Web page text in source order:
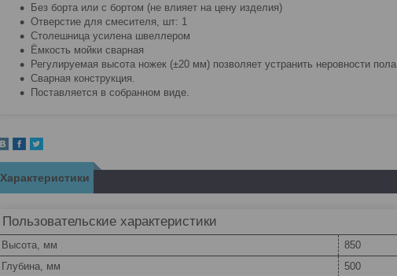
Без борта или с бортом (не влияет на цену изделия)
Отверстие для смесителя, шт: 1
Столешница усилена швеллером
Ёмкость мойки сварная
Регулируемая высота ножек (±20 мм) позволяет устранить неровности пола
Сварная конструкция.
Поставляется в собранном виде.
Характеристики
Пользовательские характеристики
Высота, мм
850
Глубина, мм
500